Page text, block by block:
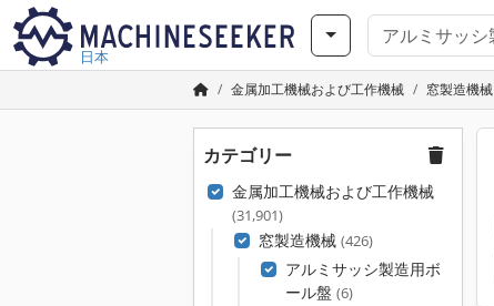
日本
金属加工機械および工作機械 窓製造機械
カテゴリー
金属加工機械および工作機械
(31,901)
窓製造機械 (426)
アルミサッシ製造用ボ
ール盤 (6)